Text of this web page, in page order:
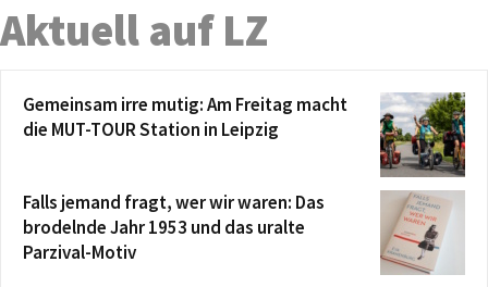
Aktuell auf LZ
Gemeinsam irre mutig: Am Freitag macht
die MUT-TOUR Station in Leipzig
Falls jemand fragt, wer wir waren: Das
brodelnde Jahr 1953 und das uralte
Parzival-Motiv